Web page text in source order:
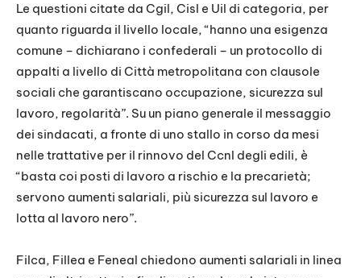
Le questioni citate da Cgil, Cisl e Uil di categoria, per
quanto riguarda il livello locale, “hanno una esigenza
comune – dichiarano i confederali – un protocollo di
appalti a livello di Città metropolitana con clausole
sociali che garantiscano occupazione, sicurezza sul
lavoro, regolarità”. Su un piano generale il messaggio
dei sindacati, a fronte di uno stallo in corso da mesi
nelle trattative per il rinnovo del Ccnl degli edili, è
“basta coi posti di lavoro a rischio e la precarietà;
servono aumenti salariali, più sicurezza sul lavoro e
lotta al lavoro nero”.
Filca, Fillea e Feneal chiedono aumenti salariali in linea